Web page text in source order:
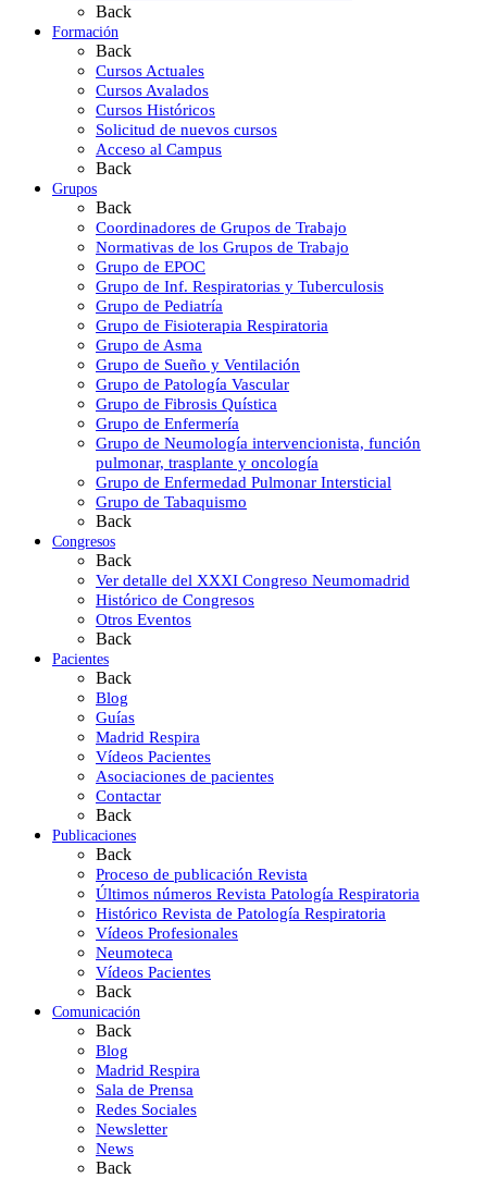
Back
Formación
Back
Cursos Actuales
Cursos Avalados
Cursos Históricos
Solicitud de nuevos cursos
Acceso al Campus
Back
Grupos
Back
Coordinadores de Grupos de Trabajo
Normativas de los Grupos de Trabajo
Grupo de EPOC
Grupo de Inf. Respiratorias y Tuberculosis
Grupo de Pediatría
Grupo de Fisioterapia Respiratoria
Grupo de Asma
Grupo de Sueño y Ventilación
Grupo de Patología Vascular
Grupo de Fibrosis Quística
Grupo de Enfermería
Grupo de Neumología intervencionista, función
pulmonar, trasplante y oncología
Grupo de Enfermedad Pulmonar Intersticial
Grupo de Tabaquismo
Back
Congresos
Back
Ver detalle del XXXI Congreso Neumomadrid
Histórico de Congresos
Otros Eventos
Back
Pacientes
Back
Blog
Guías
Madrid Respira
Vídeos Pacientes
Asociaciones de pacientes
Contactar
Back
Publicaciones
Back
Proceso de publicación Revista
Últimos números Revista Patología Respiratoria
Histórico Revista de Patología Respiratoria
Vídeos Profesionales
Neumoteca
Vídeos Pacientes
Back
Comunicación
Back
Blog
Madrid Respira
Sala de Prensa
Redes Sociales
Newsletter
News
Back